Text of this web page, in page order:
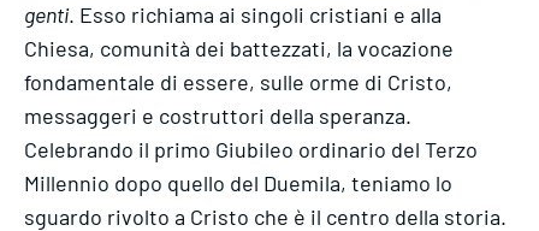
genti. Esso richiama ai singoli cristiani e alla
Chiesa, comunità dei battezzati, la vocazione
fondamentale di essere, sulle orme di Cristo,
messaggeri e costruttori della speranza.
Celebrando il primo Giubileo ordinario del Terzo
Millennio dopo quello del Duemila, teniamo lo
sguardo rivolto a Cristo che è il centro della storia.